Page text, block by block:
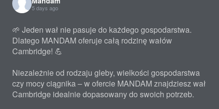
5 days ago
🌱 Jeden wał nie pasuje do każdego gospodarstwa.
Dlatego MANDAM oferuje całą rodzinę wałów
Cambridge! 💪
Niezależnie od rodzaju gleby, wielkości gospodarstwa
czy mocy ciągnika – w ofercie MANDAM znajdziesz wał
Cambridge idealnie dopasowany do swoich potrzeb.